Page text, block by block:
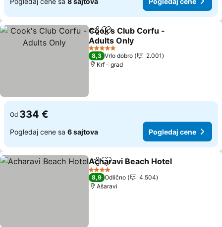
Deli Dodati u favorite
Cook's Club Corfu -
Adults Only
5 Zvezdice
8,3 Vrlo dobro
2.001
Krf - grad
Od 334 €
Pogledaj cene sa 6 sajtova Pogledaj cene
Deli Dodati u favorite
Acharavi Beach Hotel
4 Zvezdice
8,9 Odlično
4.504
Ašaravi